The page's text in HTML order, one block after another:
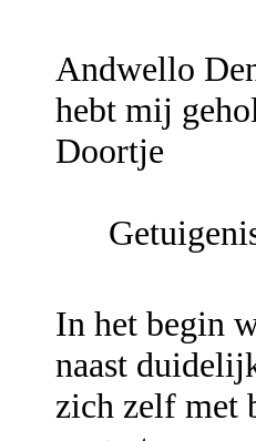
Andwello
hebt mij
Doortje
In het begin
naast
zich zelf met